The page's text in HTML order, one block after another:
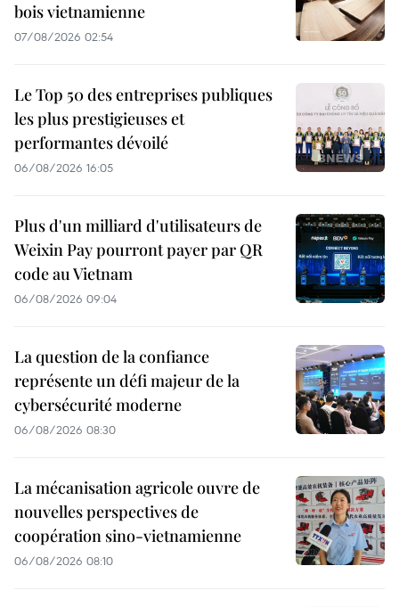
bois vietnamienne
07/08/2026 02:54
Le Top 50 des entreprises publiques
les plus prestigieuses et
performantes dévoilé
06/08/2026 16:05
Plus d'un milliard d'utilisateurs de
Weixin Pay pourront payer par QR
code au Vietnam
06/08/2026 09:04
La question de la confiance
représente un défi majeur de la
cybersécurité moderne
06/08/2026 08:30
La mécanisation agricole ouvre de
nouvelles perspectives de
coopération sino-vietnamienne
06/08/2026 08:10